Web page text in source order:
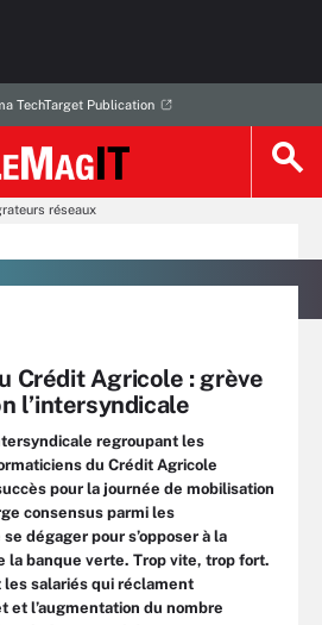
TechTarget Publication
réseaux
Crédit Agricole : grève
l’intersyndicale
regroupant les
du Crédit Agricole
pour la journée de mobilisation
consensus parmi les
dégager pour s’opposer à la
la banque verte. Trop vite, trop fort.
les salariés qui réclament
et l’augmentation du nombre